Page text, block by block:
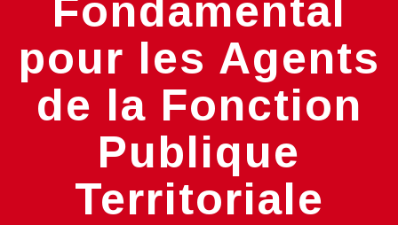
Fondamental
pour les Agents
de la Fonction
Publique
Territoriale